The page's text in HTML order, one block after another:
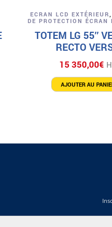
Aperçu
ECRAN LCD EXTÉRIEUR
DE PROTECTION ÉCRAN
TOTEM LG 55’’
RECTO
15 350,00€
AJOUTER AU